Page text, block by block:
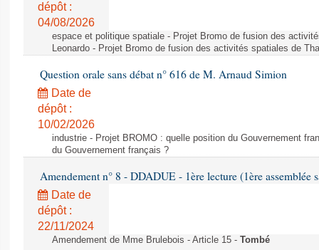
dépôt :
04/08/2026
espace et politique spatiale - Projet Bromo de fusion des
Leonardo - Projet Bromo de fusion des activités spatiales de
Question orale sans débat n° 616 de M. Arnaud Simion
Date de
dépôt :
10/02/2026
industrie - Projet BROMO : quelle position du Gouvernement
du Gouvernement français ?
Amendement n° 8 - DDADUE - 1ère lecture (1ère assemblée
Date de
dépôt :
22/11/2024
Amendement de Mme Brulebois - Article 15 - Tombé